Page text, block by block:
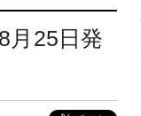
25日発